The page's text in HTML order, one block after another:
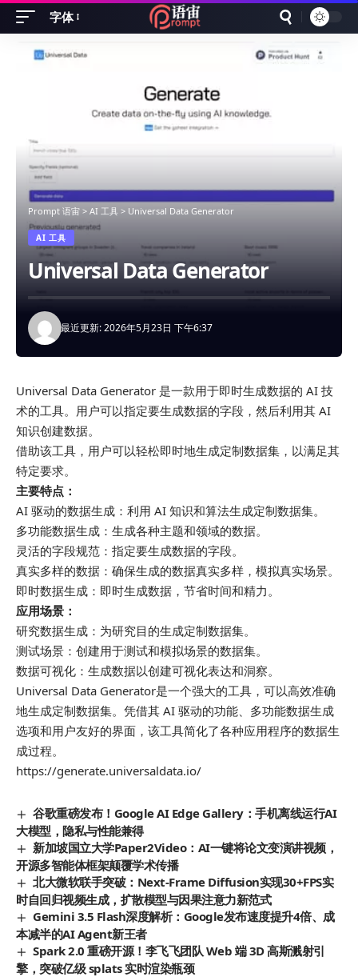
Font
字体
Prompt 语宙 > AI 工具 > Universal Data Generator
AI 工具
Universal Data Generator
最近更新: 2026年5月23日 下午6:37
Universal Data Generator 是一款用于即时生成数据的 AI 技
术的工具。用户可以指定要生成数据的字段，然后利用其 AI
知识创建数据。
借助该工具，用户可以轻松即时地生成定制数据集，以满足其
特定要求。
主要特点：
AI 驱动的数据生成：利用 AI 知识和算法生成定制数据集。
多功能数据生成：生成各种主题和领域的数据。
灵活的字段规范：指定要生成数据的字段。
真实多样的数据：确保生成的数据真实多样，模拟真实场景。
即时数据生成：即时生成数据，节省时间和精力。
应用场景：
研究数据生成：为研究目的生成定制数据集。
测试场景：创建用于测试和模拟场景的数据集。
数据可视化：生成数据以创建可视化表达和洞察。
Universal Data Generator是一个强大的工具，可以高效准确
地生成定制数据集。凭借其 AI 驱动的功能、多功能数据生成
选项和用户友好的界面，该工具简化了各种应用程序的数据生
成过程。
https://generate.universaldata.io/
谷歌重磅发布！Google AI Edge Gallery：手机离线运行AI
大模型，隐私与性能兼得
新加坡国立大学Paper2Video：AI一键将论文变演讲视频，
开源多智能体框架颠覆学术传播
北大微软联手突破：Next-Frame Diffusion实现30+FPS实
时自回归视频生成，扩散模型与因果注意力新范式
Gemini 3.5 Flash深度解析：Google发布速度提升4倍、成
本减半的AI Agent新王者
Spark 2.0 重磅开源！李飞飞团队 Web 端 3D 高斯溅射引
擎，突破亿级 splats 实时渲染瓶颈